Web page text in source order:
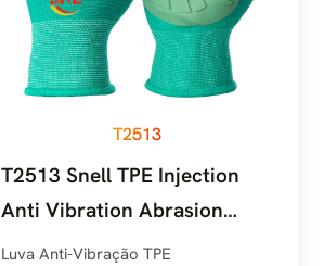
T2513
T2513 Snell TPE Injection
Anti Vibration Abrasion
SafetyGlove
Luva Anti-Vibração TPE